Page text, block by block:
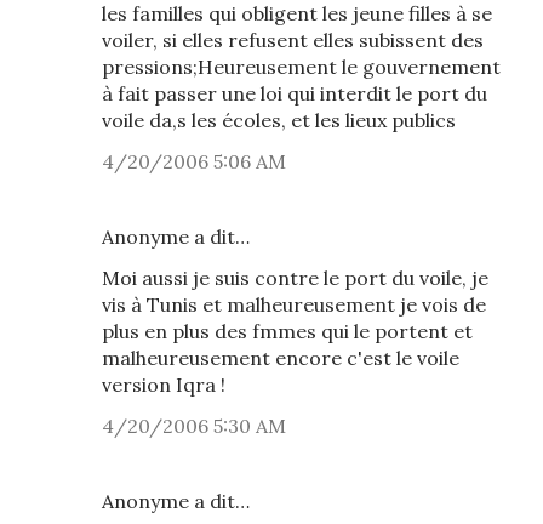
les familles qui obligent les jeune filles à se
voiler, si elles refusent elles subissent des
pressions;Heureusement le gouvernement
à fait passer une loi qui interdit le port du
voile da,s les écoles, et les lieux publics
4/20/2006 5:06 AM
Anonyme a dit…
Moi aussi je suis contre le port du voile, je
vis à Tunis et malheureusement je vois de
plus en plus des fmmes qui le portent et
malheureusement encore c'est le voile
version Iqra !
4/20/2006 5:30 AM
Anonyme a dit…